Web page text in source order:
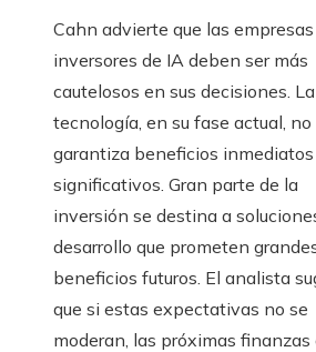
Cahn advierte que las
inversores de IA deben ser más
cautelosos en sus decisiones. La
tecnología, en su fase actual, no
garantiza beneficios inmediatos
significativos. Gran parte de la
inversión se destina a
desarrollo que prometen
beneficios futuros. El analista
que si estas expectativas no se
moderan, las próximas finanzas